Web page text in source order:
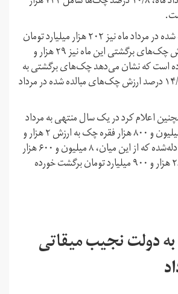
ارزش چک‌های مبادله شده در مرداد ماه نیز ۲۰۲ هزار میلیارد تومان
اعلام شده است و ارزش چک‌های برگشتی این ماه نیز ۲۹ هزار و
بوده است که نشان می‌دهد چک‌های برگشتی به
لحاظ ارزشی معادل ۱۴/۸ درصد ارزش چک‌های مبالده شده در مرداد
اعلام کرد در یک سال منتهی به مرداد
ماه سالجاری نیز ۹۷ میلیون و ۸۰۰ هزار فقره چک به ارزش ۲ هزار و
۴۰۶ میلیارد تومان مبادله‌­شده که از این میان، ۸ میلیون و ۶۰۰ هزار
فقره چک به ارزش ۲۸۱ هزار و ۹۰۰ میلیارد تومان برگشت خورده
به دولت نجیب میقاتی